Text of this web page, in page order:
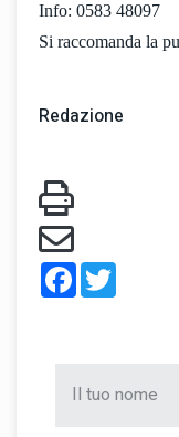
Info: 0583 48097
Si raccomanda la
Redazione
Facebook